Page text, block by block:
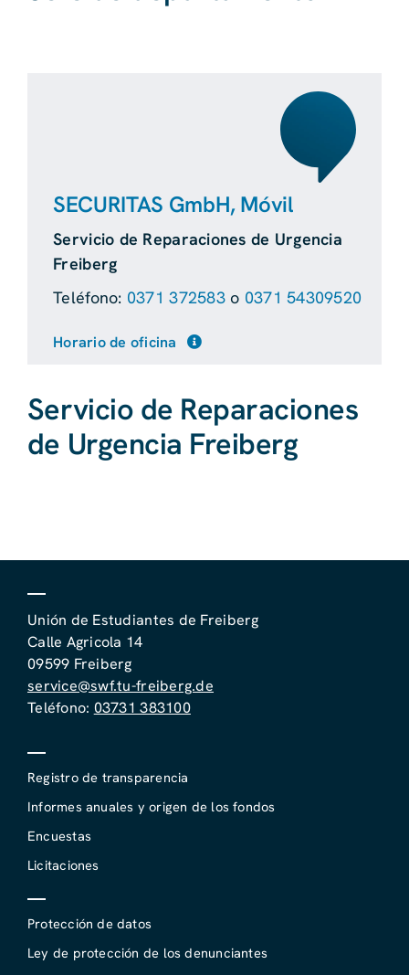
Servicio de Reparaciones
de Urgencia Freiberg
SECURITAS GmbH, Móvil
Servicio de Reparaciones de Urgencia
Freiberg
Teléfono: 0371 372583o 0371 54309520
Horario de oficina
Unión de Estudiantes de Freiberg
Calle Agricola 14
09599 Freiberg
service@swf.tu-freiberg.de
Teléfono: 03731 383100
Registro de transparencia
Informes anuales y origen de los fondos
Encuestas
Licitaciones
Protección de datos
Ley de protección de los denunciantes